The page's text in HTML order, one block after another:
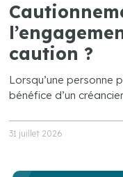
caution ?
Lorsqu’une personne
bénéfice d’un
31 juillet 2026